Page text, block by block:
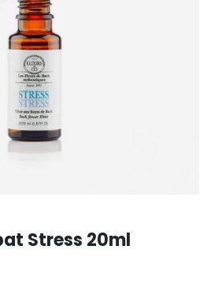
Stress 20ml